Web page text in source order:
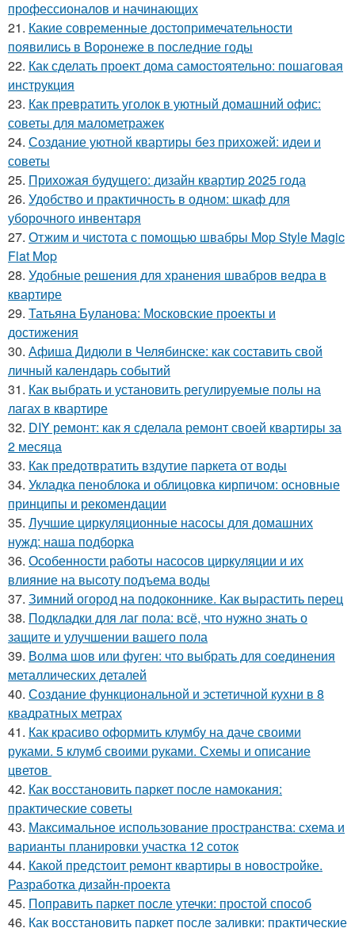
профессионалов и начинающих
21. Какие современные достопримечательности
появились в Воронеже в последние годы
22. Как сделать проект дома самостоятельно: пошаговая
инструкция
23. Как превратить уголок в уютный домашний офис:
советы для малометражек
24. Создание уютной квартиры без прихожей: идеи и
советы
25. Прихожая будущего: дизайн квартир 2025 года
26. Удобство и практичность в одном: шкаф для
уборочного инвентаря
27. Отжим и чистота с помощью швабры Mop Style Magic
Flat Mop
28. Удобные решения для хранения швабров ведра в
квартире
29. Татьяна Буланова: Московские проекты и
достижения
30. Афиша Дидюли в Челябинске: как составить свой
личный календарь событий
31. Как выбрать и установить регулируемые полы на
лагах в квартире
32. DIY ремонт: как я сделала ремонт своей квартиры за
2 месяца
33. Как предотвратить вздутие паркета от воды
34. Укладка пеноблока и облицовка кирпичом: основные
принципы и рекомендации
35. Лучшие циркуляционные насосы для домашних
нужд: наша подборка
36. Особенности работы насосов циркуляции и их
влияние на высоту подъема воды
37. Зимний огород на подоконнике. Как вырастить перец
38. Подкладки для лаг пола: всё, что нужно знать о
защите и улучшении вашего пола
39. Волма шов или фуген: что выбрать для соединения
металлических деталей
40. Создание функциональной и эстетичной кухни в 8
квадратных метрах
41. Как красиво оформить клумбу на даче своими
руками. 5 клумб своими руками. Схемы и описание
цветов
42. Как восстановить паркет после намокания:
практические советы
43. Максимальное использование пространства: схема и
варианты планировки участка 12 соток
44. Какой предстоит ремонт квартиры в новостройке.
Разработка дизайн-проекта
45. Поправить паркет после утечки: простой способ
46. Как восстановить паркет после заливки: практические